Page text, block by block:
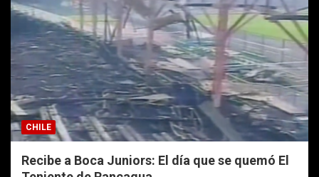
CHILE
Recibe a Boca Juniors: El día que se quemó El